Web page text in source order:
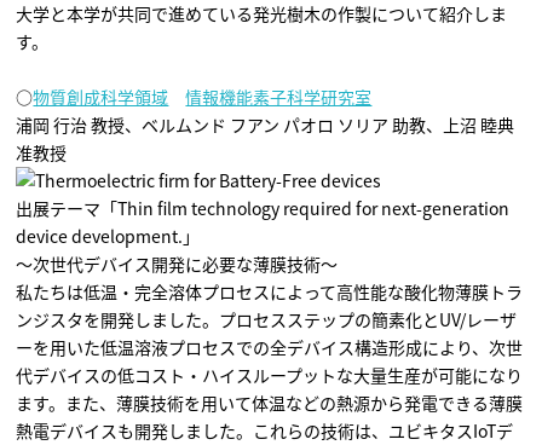
大学と本学が共同で進めている発光樹木の作製について紹介しま
す。
○物質創成科学領域
情報機能素子科学研究室
浦岡 行治 教授、ベルムンド フアン パオロ ソリア 助教、上沼 睦典
准教授
出展テーマ「Thin film technology required for next-generation
device development.」
～次世代デバイス開発に必要な薄膜技術～
私たちは低温・完全溶体プロセスによって高性能な酸化物薄膜トラ
ンジスタを開発しました。プロセスステップの簡素化とUV/レーザ
ーを用いた低温溶液プロセスでの全デバイス構造形成により、次世
代デバイスの低コスト・ハイスループットな大量生産が可能になり
ます。また、薄膜技術を用いて体温などの熱源から発電できる薄膜
熱電デバイスも開発しました。これらの技術は、ユビキタスIoTデ